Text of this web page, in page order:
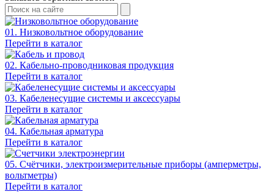
01. Низковольтное оборудование
Перейти в каталог
02. Кабельно-проводниковая продукция
Перейти в каталог
03. Кабеленесущие системы и аксессуары
Перейти в каталог
04. Кабельная арматура
Перейти в каталог
05. Счётчики, электроизмерительные приборы (амперметры,
вольтметры)
Перейти в каталог